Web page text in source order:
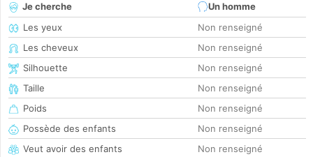
Je cherche
Un homme
Les yeux
Non renseigné
Les cheveux
Non renseigné
Silhouette
Non renseigné
Taille
Non renseigné
Poids
Non renseigné
Possède des enfants
Non renseigné
Veut avoir des enfants
Non renseigné